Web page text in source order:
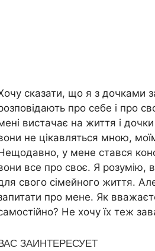
сказати, що я з дочками
про себе і про
вистачає на життя і
не цікавляться мною,
у мене стався
все про своє. Я розумію,
свого сімейного життя.
про мене. Як
Не хочу їх теж